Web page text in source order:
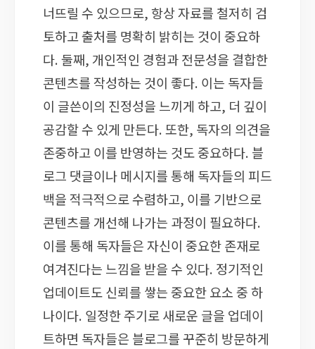
너뜨릴 수 있으므로, 항상 자료를 철저히 검
토하고 출처를 명확히 밝히는 것이 중요하
다. 둘째, 개인적인 경험과 전문성을 결합한
콘텐츠를 작성하는 것이 좋다. 이는 독자들
이 글쓴이의 진정성을 느끼게 하고, 더 깊이
공감할 수 있게 만든다. 또한, 독자의 의견을
존중하고 이를 반영하는 것도 중요하다. 블
로그 댓글이나 메시지를 통해 독자들의 피드
백을 적극적으로 수렴하고, 이를 기반으로
콘텐츠를 개선해 나가는 과정이 필요하다.
이를 통해 독자들은 자신이 중요한 존재로
여겨진다는 느낌을 받을 수 있다. 정기적인
업데이트도 신뢰를 쌓는 중요한 요소 중 하
나이다. 일정한 주기로 새로운 글을 업데이
트하면 독자들은 블로그를 꾸준히 방문하게